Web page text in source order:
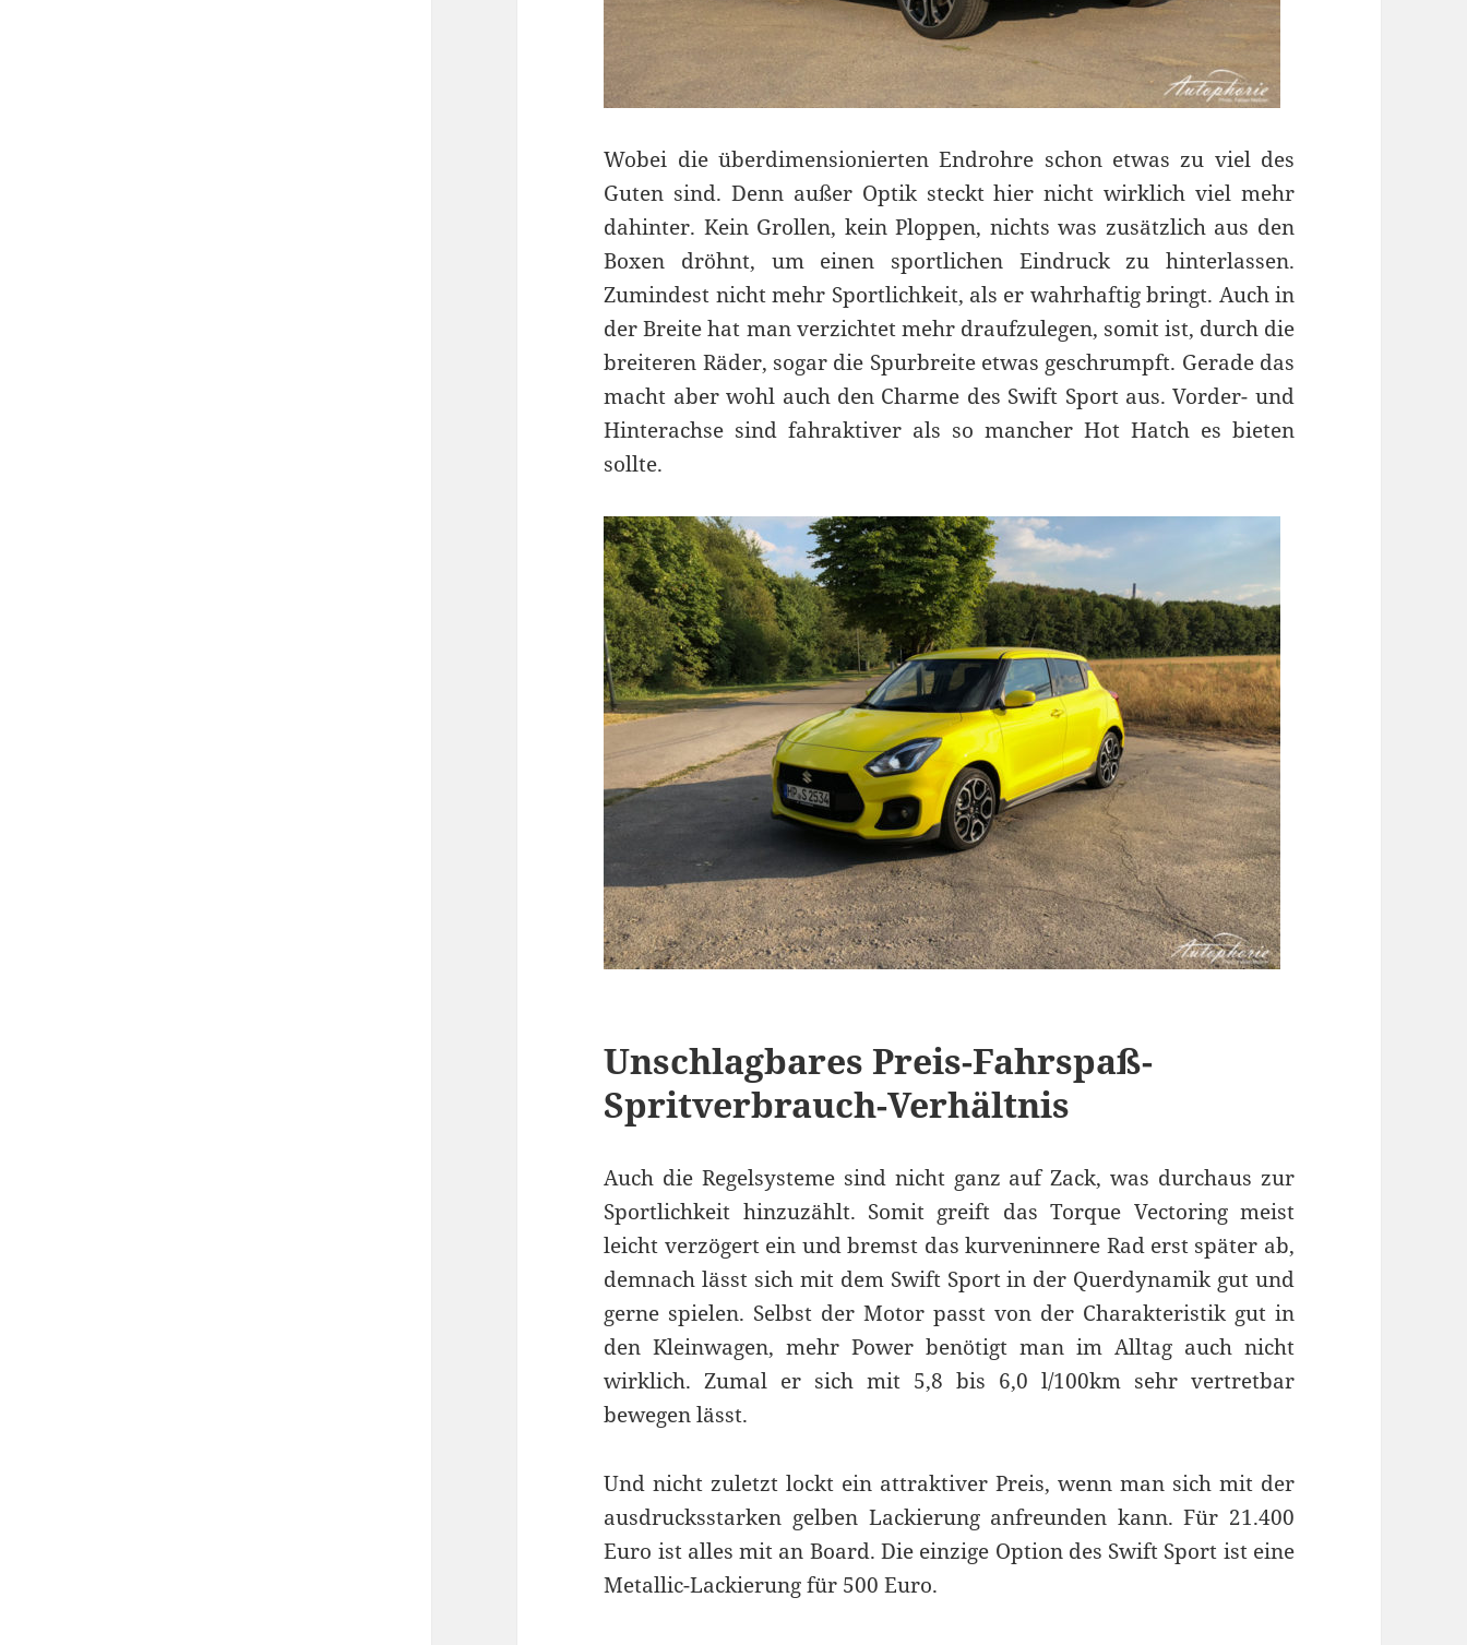
Wobei die überdimensionierten Endrohre schon etwas zu viel des
Guten sind. Denn außer Optik steckt hier nicht wirklich viel mehr
dahinter. Kein Grollen, kein Ploppen, nichts was zusätzlich aus den
Boxen dröhnt, um einen sportlichen Eindruck zu hinterlassen.
Zumindest nicht mehr Sportlichkeit, als er wahrhaftig bringt. Auch in
der Breite hat man verzichtet mehr draufzulegen, somit ist, durch die
breiteren Räder, sogar die Spurbreite etwas geschrumpft. Gerade das
macht aber wohl auch den Charme des Swift Sport aus. Vorder- und
Hinterachse sind fahraktiver als so mancher Hot Hatch es bieten
sollte.
Unschlagbares Preis-Fahrspaß-
Spritverbrauch-Verhältnis
Auch die Regelsysteme sind nicht ganz auf Zack, was durchaus zur
Sportlichkeit hinzuzählt. Somit greift das Torque Vectoring meist
leicht verzögert ein und bremst das kurveninnere Rad erst später ab,
demnach lässt sich mit dem Swift Sport in der Querdynamik gut und
gerne spielen. Selbst der Motor passt von der Charakteristik gut in
den Kleinwagen, mehr Power benötigt man im Alltag auch nicht
wirklich. Zumal er sich mit 5,8 bis 6,0 l/100km sehr vertretbar
bewegen lässt.
Und nicht zuletzt lockt ein attraktiver Preis, wenn man sich mit der
ausdrucksstarken gelben Lackierung anfreunden kann. Für 21.400
Euro ist alles mit an Board. Die einzige Option des Swift Sport ist eine
Metallic-Lackierung für 500 Euro.